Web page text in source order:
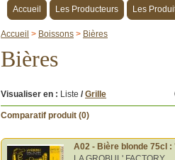
Accueil Les Producteurs Les
Accueil > Boissons > Bières
Bières
Visualiser en : Liste / Grille
Comparatif produit (0)
A02 - Bière blonde 75cl